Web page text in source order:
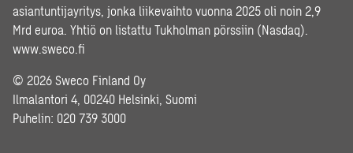
asiantuntijayritys, jonka liikevaihto vuonna 2025 oli noin 2,9
Mrd euroa. Yhtiö on listattu Tukholman pörssiin (Nasdaq).
www.sweco.fi
© 2026 Sweco Finland Oy
Ilmalantori 4, 00240 Helsinki, Suomi
Puhelin: 020 739 3000